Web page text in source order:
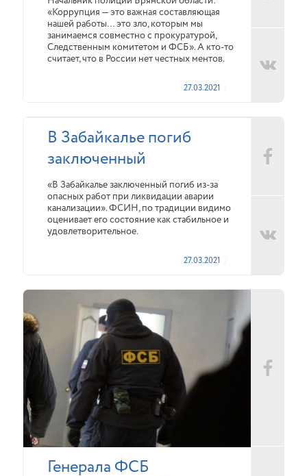
«Коррупция — это важная составляющая
нашей работы… это зло, которым мы
занимаемся совместно с прокуратурой,
Следственным комитетом и ФСБ». А кто-то
считает, что в России нет честных ментов.
27.03.2021
В Забайкалье погиб
заключенный
«В Забайкалье заключенный погиб из-за
опасных работ при ликвидации аварии
канализации». ФСИН, по традиции видимо
оценивает его состояние как стабильное и
удовлетворительное.
27.03.2021
Генерала ФСБ